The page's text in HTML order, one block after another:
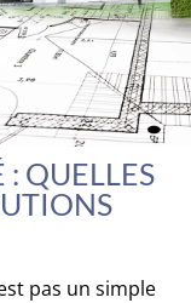
QUELLES
pas un simple